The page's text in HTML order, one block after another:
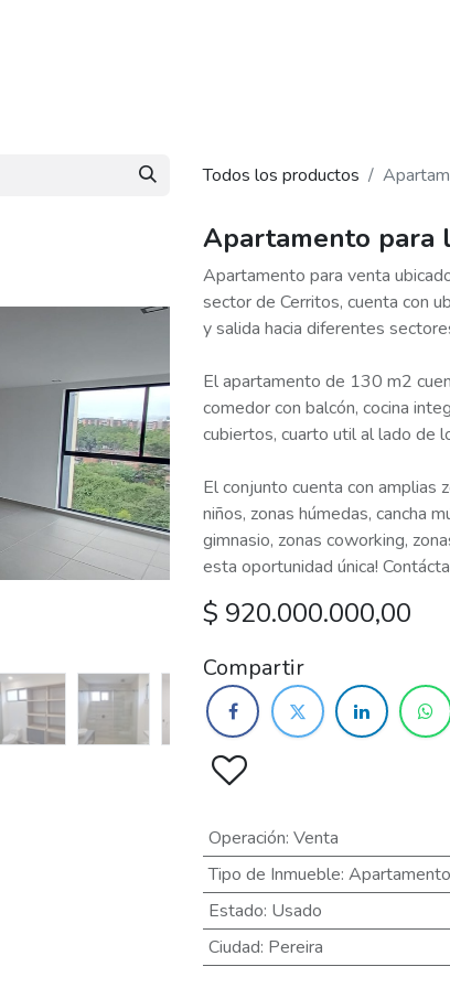
Todos los productos
Apartamento para
Apartamento para venta
sector de Cerritos, cuenta con
y salida hacia diferentes
El apartamento de 130 m2
comedor con balcón, cocina
cubiertos, cuarto util al lado de
El conjunto cuenta con amplias
niños, zonas húmedas, cancha
gimnasio, zonas coworking,
esta oportunidad única!
$ 920.000.000,00
Compartir
Operación: Venta
Tipo de Inmueble: Apartamento
Estado: Usado
Ciudad: Pereira